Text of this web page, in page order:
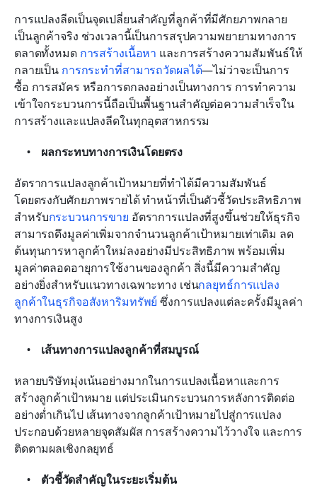
การแปลงลีดเป็นจุดเปลี่ยนสำคัญที่ลูกค้าที่มีศักยภาพกลาย
เป็นลูกค้าจริง ช่วงเวลานี้เป็นการสรุปความพยายามทางการ
ตลาดทั้งหมด การสร้างเนื้อหา และการสร้างความสัมพันธ์ให้
กลายเป็น การกระทำที่สามารถวัดผลได้—ไม่ว่าจะเป็นการ
ซื้อ การสมัคร หรือการตกลงอย่างเป็นทางการ การทำความ
เข้าใจกระบวนการนี้ถือเป็นพื้นฐานสำคัญต่อความสำเร็จใน
การสร้างและแปลงลีดในทุกอุตสาหกรรม
ผลกระทบทางการเงินโดยตรง
อัตราการแปลงลูกค้าเป้าหมายที่ทำได้มีความสัมพันธ์
โดยตรงกับศักยภาพรายได้ ทำหน้าที่เป็นตัวชี้วัดประสิทธิภาพ
สำหรับกระบวนการขาย อัตราการแปลงที่สูงขึ้นช่วยให้ธุรกิจ
สามารถดึงมูลค่าเพิ่มจากจำนวนลูกค้าเป้าหมายเท่าเดิม ลด
ต้นทุนการหาลูกค้าใหม่ลงอย่างมีประสิทธิภาพ พร้อมเพิ่ม
มูลค่าตลอดอายุการใช้งานของลูกค้า สิ่งนี้มีความสำคัญ
อย่างยิ่งสำหรับแนวทางเฉพาะทาง เช่นกลยุทธ์การแปลง
ลูกค้าในธุรกิจอสังหาริมทรัพย์ ซึ่งการแปลงแต่ละครั้งมีมูลค่า
ทางการเงินสูง
เส้นทางการแปลงลูกค้าที่สมบูรณ์
หลายบริษัทมุ่งเน้นอย่างมากในการแปลงเนื้อหาและการ
สร้างลูกค้าเป้าหมาย แต่ประเมินกระบวนการหลังการติดต่อ
อย่างต่ำเกินไป เส้นทางจากลูกค้าเป้าหมายไปสู่การแปลง
ประกอบด้วยหลายจุดสัมผัส การสร้างความไว้วางใจ และการ
ติดตามผลเชิงกลยุทธ์
ตัวชี้วัดสำคัญในระยะเริ่มต้น